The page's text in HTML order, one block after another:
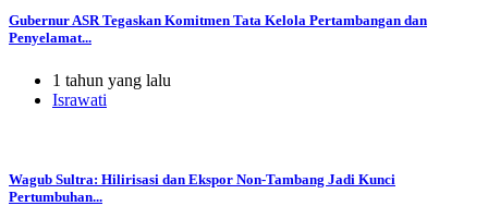
Gubernur ASR Tegaskan Komitmen Tata Kelola Pertambangan dan
Penyelamat...
1 tahun yang lalu
Israwati
Wagub Sultra: Hilirisasi dan Ekspor Non-Tambang Jadi Kunci
Pertumbuhan...